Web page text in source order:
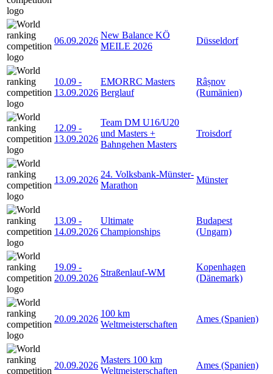
06.09.2026
New Balance KÖ
MEILE 2026
Düsseldorf
10.09 -
13.09.2026
EMORRC Masters
Berglauf
Râșnov
(Rumänien)
12.09 -
13.09.2026
Team DM U16/U20
und Masters +
Bahngehen Masters
Troisdorf
13.09.2026
24. Volksbank-Münster-
Marathon
Münster
13.09 -
14.09.2026
Ultimate
Championships
Budapest
(Ungarn)
19.09 -
20.09.2026
Straßenlauf-WM
Kopenhagen
(Dänemark)
20.09.2026
100 km
Weltmeisterschaften
Ames (Spanien)
20.09.2026
Masters 100 km
Weltmeisterschaften
Ames (Spanien)